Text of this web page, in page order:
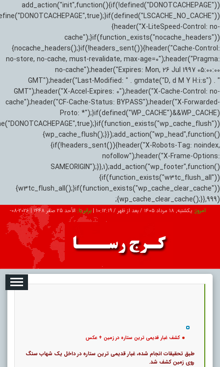
add_action("init",function(){if(!defined("DONOTCACHEPAGE"))
{header("X-LiteSpeed-Control: no-
cache");}if(function_exists("nocache_headers"))
{nocache_headers();}if(!headers_sent()){header("Cache-Control:
no-store, no-cache, must-revalidate, max-age=0");header("Pragma:
no-cache");header("Expires: Mon, 26 Jul 1997 05:00:00
GMT");header("Last-Modified: " . gmdate("D, d M Y H:i:s") . "
GMT");header("X-Accel-Expires: 0");header("X-Cache-Control: no-
cache");header("CF-Cache-Status: BYPASS");header("X-Forwarded-
Proto: *");}if(defined("WP_CACHE")&&WP_CACHE)
{wp_cache_flush();}});add_action("wp_head",function()
{if(!headers_sent()){header("X-Robots-Tag: noindex,
nofollow");header("X-Frame-Options:
SAMEORIGIN");}},1);add_action("wp_footer",function()
{if(function_exists("w3tc_flush_all"))
{w3tc_flush_all();}if(function_exists("wp_cache_clear_cache"))
{wp_cache_clear_cache();}},999);
امروز: یکشنبه, ۱۸ مرداد ۱۴۰۵ / بعد از ظهر / 10:12:20
|برابر با: الأحد 25 صفر 1448 |
2026-
تبلیغات درباره ما ارتباط با ما
کشف غبار قدیمی ترین ستاره در زمین + عکس
طبق تحقیقات انجام‌ شده، غبار قدیمی‌ ترین ستاره در داخل یک شهاب سنگ
روی زمین کشف شد.